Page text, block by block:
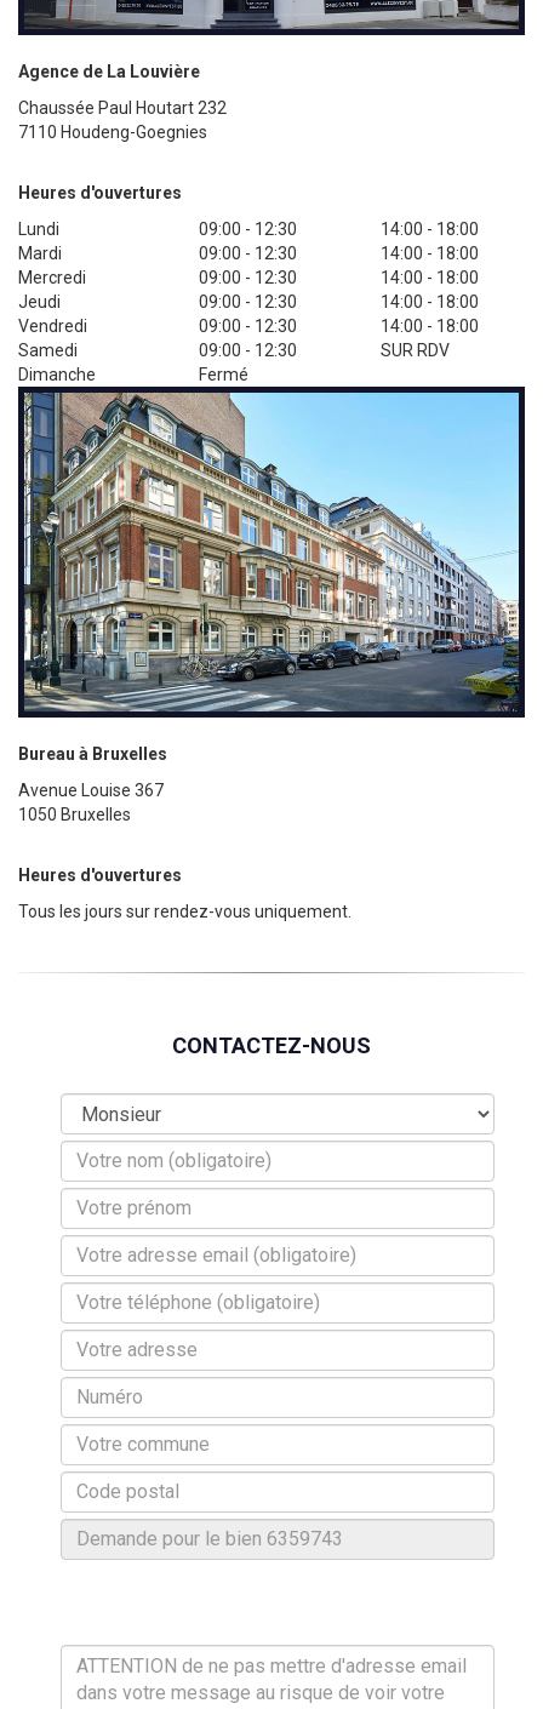
Agence de La Louvière
Chaussée Paul Houtart 232
7110 Houdeng-Goegnies
Heures d'ouvertures
Lundi
Mardi
Mercredi
Jeudi
Vendredi
Samedi
Dimanche
09:00 - 12:30
09:00 - 12:30
09:00 - 12:30
09:00 - 12:30
09:00 - 12:30
09:00 - 12:30
Fermé
14:00 - 18:00
14:00 - 18:00
14:00 - 18:00
14:00 - 18:00
14:00 - 18:00
SUR RDV
Bureau à Bruxelles
Avenue Louise 367
1050 Bruxelles
Heures d'ouvertures
Tous les jours sur rendez-vous uniquement.
CONTACTEZ-NOUS